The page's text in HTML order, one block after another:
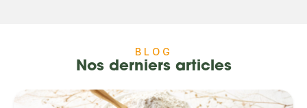
BLOG
Nos derniers articles